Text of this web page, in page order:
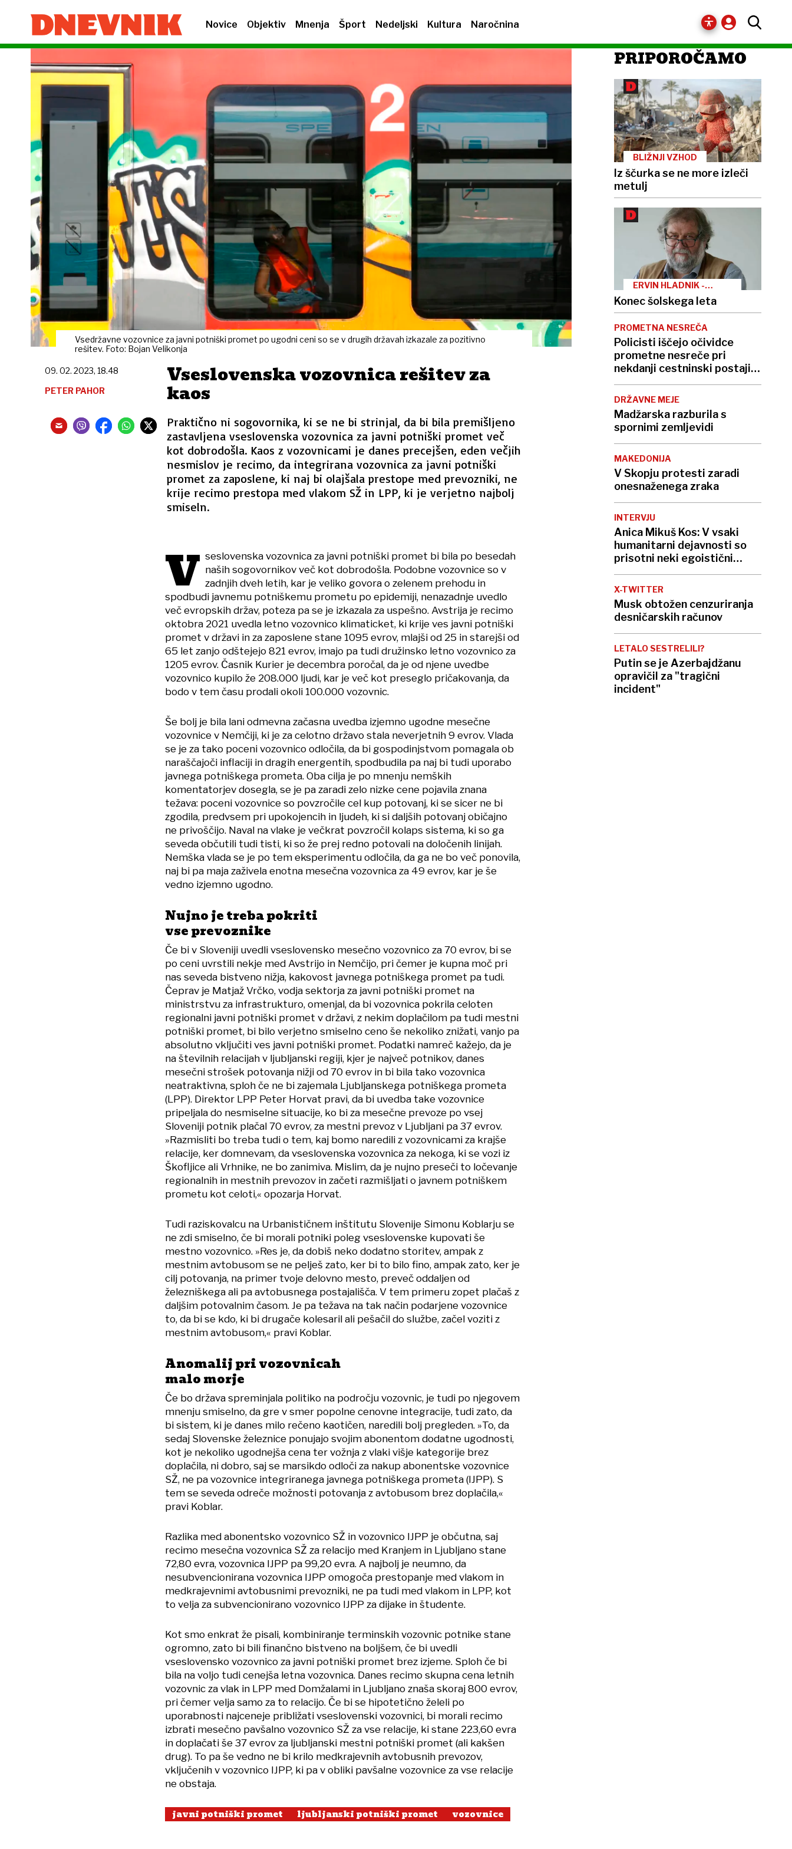
Novice Objektiv Mnenja Šport Nedeljski Kultura Naročnina
Vsedržavne vozovnice za javni potniški promet po ugodni ceni so se v drugih državah izkazale za pozitivno
rešitev. Foto: Bojan Velikonja
Vseslovenska vozovnica rešitev za
kaos
Praktično ni sogovornika, ki se ne bi strinjal, da bi bila premišljeno
zastavljena vseslovenska vozovnica za javni potniški promet več
kot dobrodošla. Kaos z vozovnicami je danes precejšen, eden večjih
nesmislov je recimo, da integrirana vozovnica za javni potniški
promet za zaposlene, ki naj bi olajšala prestope med prevozniki, ne
krije recimo prestopa med vlakom SŽ in LPP, ki je verjetno najbolj
smiseln.
09. 02. 2023, 18.48
PETER PAHOR
V seslovenska vozovnica za javni potniški promet bi bila po besedah
naših sogovornikov več kot dobrodošla. Podobne vozovnice so v
zadnjih dveh letih, kar je veliko govora o zelenem prehodu in
spodbudi javnemu potniškemu prometu po epidemiji, nenazadnje uvedlo
več evropskih držav, poteza pa se je izkazala za uspešno. Avstrija je recimo
oktobra 2021 uvedla letno vozovnico klimaticket, ki krije ves javni potniški
promet v državi in za zaposlene stane 1095 evrov, mlajši od 25 in starejši od
65 let zanjo odštejejo 821 evrov, imajo pa tudi družinsko letno vozovnico za
1205 evrov. Časnik Kurier je decembra poročal, da je od njene uvedbe
vozovnico kupilo že 208.000 ljudi, kar je več kot preseglo pričakovanja, da
bodo v tem času prodali okoli 100.000 vozovnic.
Še bolj je bila lani odmevna začasna uvedba izjemno ugodne mesečne
vozovnice v Nemčiji, ki je za celotno državo stala neverjetnih 9 evrov. Vlada
se je za tako poceni vozovnico odločila, da bi gospodinjstvom pomagala ob
naraščajoči inflaciji in dragih energentih, spodbudila pa naj bi tudi uporabo
javnega potniškega prometa. Oba cilja je po mnenju nemških
komentatorjev dosegla, se je pa zaradi zelo nizke cene pojavila znana
težava: poceni vozovnice so povzročile cel kup potovanj, ki se sicer ne bi
zgodila, predvsem pri upokojencih in ljudeh, ki si daljših potovanj običajno
ne privoščijo. Naval na vlake je večkrat povzročil kolaps sistema, ki so ga
seveda občutili tudi tisti, ki so že prej redno potovali na določenih linijah.
Nemška vlada se je po tem eksperimentu odločila, da ga ne bo več ponovila,
naj bi pa maja zaživela enotna mesečna vozovnica za 49 evrov, kar je še
vedno izjemno ugodno.
Nujno je treba pokriti
vse prevoznike
Če bi v Sloveniji uvedli vseslovensko mesečno vozovnico za 70 evrov, bi se
po ceni uvrstili nekje med Avstrijo in Nemčijo, pri čemer je kupna moč pri
nas seveda bistveno nižja, kakovost javnega potniškega promet pa tudi.
Čeprav je Matjaž Vrčko, vodja sektorja za javni potniški promet na
ministrstvu za infrastrukturo, omenjal, da bi vozovnica pokrila celoten
regionalni javni potniški promet v državi, z nekim doplačilom pa tudi mestni
potniški promet, bi bilo verjetno smiselno ceno še nekoliko znižati, vanjo pa
absolutno vključiti ves javni potniški promet. Podatki namreč kažejo, da je
na številnih relacijah v ljubljanski regiji, kjer je največ potnikov, danes
mesečni strošek potovanja nižji od 70 evrov in bi bila tako vozovnica
neatraktivna, sploh če ne bi zajemala Ljubljanskega potniškega prometa
(LPP). Direktor LPP Peter Horvat pravi, da bi uvedba take vozovnice
pripeljala do nesmiselne situacije, ko bi za mesečne prevoze po vsej
Sloveniji potnik plačal 70 evrov, za mestni prevoz v Ljubljani pa 37 evrov.
»Razmisliti bo treba tudi o tem, kaj bomo naredili z vozovnicami za krajše
relacije, ker domnevam, da vseslovenska vozovnica za nekoga, ki se vozi iz
Škofljice ali Vrhnike, ne bo zanimiva. Mislim, da je nujno preseči to ločevanje
regionalnih in mestnih prevozov in začeti razmišljati o javnem potniškem
prometu kot celoti,« opozarja Horvat.
Tudi raziskovalcu na Urbanističnem inštitutu Slovenije Simonu Koblarju se
ne zdi smiselno, če bi morali potniki poleg vseslovenske kupovati še
mestno vozovnico. »Res je, da dobiš neko dodatno storitev, ampak z
mestnim avtobusom se ne pelješ zato, ker bi to bilo fino, ampak zato, ker je
cilj potovanja, na primer tvoje delovno mesto, preveč oddaljen od
železniškega ali pa avtobusnega postajališča. V tem primeru zopet plačaš z
daljšim potovalnim časom. Je pa težava na tak način podarjene vozovnice
to, da bi se kdo, ki bi drugače kolesaril ali pešačil do službe, začel voziti z
mestnim avtobusom,« pravi Koblar.
Anomalij pri vozovnicah
malo morje
Če bo država spreminjala politiko na področju vozovnic, je tudi po njegovem
mnenju smiselno, da gre v smer popolne cenovne integracije, tudi zato, da
bi sistem, ki je danes milo rečeno kaotičen, naredili bolj pregleden. »To, da
sedaj Slovenske železnice ponujajo svojim abonentom dodatne ugodnosti,
kot je nekoliko ugodnejša cena ter vožnja z vlaki višje kategorije brez
doplačila, ni dobro, saj se marsikdo odloči za nakup abonentske vozovnice
SŽ, ne pa vozovnice integriranega javnega potniškega prometa (IJPP). S
tem se seveda odreče možnosti potovanja z avtobusom brez doplačila,«
pravi Koblar.
Razlika med abonentsko vozovnico SŽ in vozovnico IJPP je občutna, saj
recimo mesečna vozovnica SŽ za relacijo med Kranjem in Ljubljano stane
72,80 evra, vozovnica IJPP pa 99,20 evra. A najbolj je neumno, da
nesubvencionirana vozovnica IJPP omogoča prestopanje med vlakom in
medkrajevnimi avtobusnimi prevozniki, ne pa tudi med vlakom in LPP, kot
to velja za subvencionirano vozovnico IJPP za dijake in študente.
Kot smo enkrat že pisali, kombiniranje terminskih vozovnic potnike stane
ogromno, zato bi bili finančno bistveno na boljšem, če bi uvedli
vseslovensko vozovnico za javni potniški promet brez izjeme. Sploh če bi
bila na voljo tudi cenejša letna vozovnica. Danes recimo skupna cena letnih
vozovnic za vlak in LPP med Domžalami in Ljubljano znaša skoraj 800 evrov,
pri čemer velja samo za to relacijo. Če bi se hipotetično želeli po
uporabnosti najceneje približati vseslovenski vozovnici, bi morali recimo
izbrati mesečno pavšalno vozovnico SŽ za vse relacije, ki stane 223,60 evra
in doplačati še 37 evrov za ljubljanski mestni potniški promet (ali kakšen
drug). To pa še vedno ne bi krilo medkrajevnih avtobusnih prevozov,
vključenih v vozovnico IJPP, ki pa v obliki pavšalne vozovnice za vse relacije
ne obstaja.
javni potniški promet ljubljanski potniški promet vozovnice
PRIPOROČAMO
BLIŽNJI VZHOD
Iz ščurka se ne more izleči
metulj
ERVIN HLADNIK -
MILHARČIČ
Konec šolskega leta
PROMETNA NESREČA
Policisti iščejo očividce
prometne nesreče pri
nekdanji cestninski postaji
Nanos
DRŽAVNE MEJE
Madžarska razburila s
spornimi zemljevidi
MAKEDONIJA
V Skopju protesti zaradi
onesnaženega zraka
INTERVJU
Anica Mikuš Kos: V vsaki
humanitarni dejavnosti so
prisotni neki egoistični
interesi
X-TWITTER
Musk obtožen cenzuriranja
desničarskih računov
LETALO SESTRELILI?
Putin se je Azerbajdžanu
opravičil za "tragični
incident"